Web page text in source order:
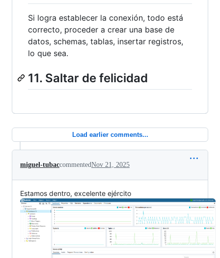
Si logra establecer la conexión, todo está
correcto, proceder a crear una base de
datos, schemas, tablas, insertar registros,
lo que sea.
11. Saltar de felicidad
Load earlier comments...
miguel-tubaccommentedNov 21, 2025
Estamos dentro, excelente ejército